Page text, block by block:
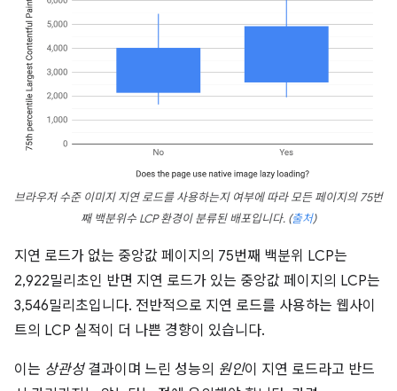
브라우저 수준 이미지 지연 로드를 사용하는지 여부에 따라 모든 페이지의 75번
째 백분위수 LCP 환경이 분류된 배포입니다. (출처)
지연 로드가 없는 중앙값 페이지의 75번째 백분위 LCP는
2,922밀리초인 반면 지연 로드가 있는 중앙값 페이지의 LCP는
3,546밀리초입니다. 전반적으로 지연 로드를 사용하는 웹사이
트의 LCP 실적이 더 나쁜 경향이 있습니다.
이는 상관성결과이며 느린 성능의 원인이 지연 로드라고 반드